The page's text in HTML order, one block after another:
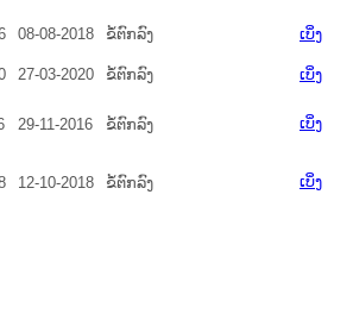
08-08-2018 ຂໍ້ຕົກລົງ
ເບິ່ງ
27-03-2020 ຂໍ້ຕົກລົງ
ເບິ່ງ
29-11-2016 ຂໍ້ຕົກລົງ ເບິ່ງ
12-10-2018 ຂໍ້ຕົກລົງ ເບິ່ງ